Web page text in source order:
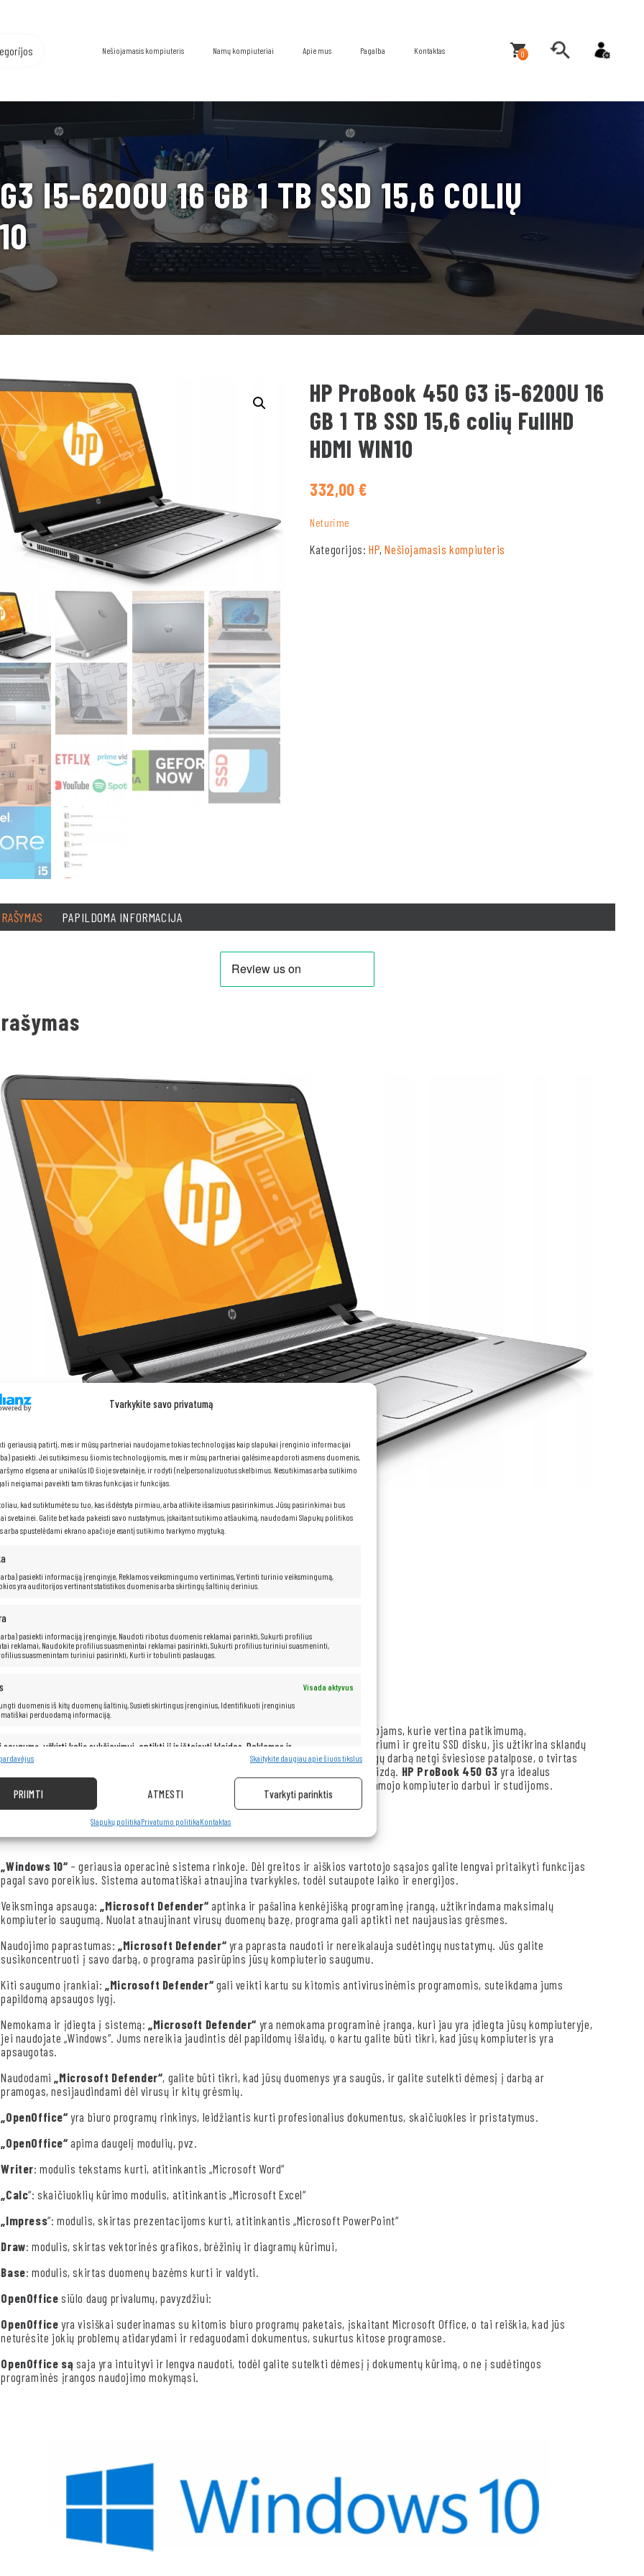
Tvarkykite savo privatumą
geriausią patirtį, mes ir mūsų partneriai naudojame tokias technologijas kaip slapukai įrenginio informacijai
pasiekti. Jei sutiksime su šiomis technologijomis, mes ir mūsų partneriai galėsime apdoroti asmens duomenis,
elgsena ar unikalūs ID šioje svetainėje, ir rodyti (ne)personalizuotus skelbimus. Nesutikimas arba sutikimo
neigiamai paveikti tam tikras funkcijas ir funkcijas.
kad sutiktumėte su tuo, kas išdėstyta pirmiau, arba atlikite išsamius pasirinkimus. Jūsų pasirinkimai bus
svetainei. Galite bet kada pakeisti savo nustatymus, įskaitant sutikimo atšaukimą, naudodami Slapukų politikos
spustelėdami ekrano apačioje esantį sutikimo tvarkymo mygtuką.
pasiekti informaciją įrenginyje, Reklamos veiksmingumo vertinimas, Vertinti turinio veiksmingumą,
yra auditorijos vertinant statistikos duomenis arba skirtingų šaltinių derinius.
pasiekti informaciją įrenginyje, Naudoti ribotus duomenis reklamai parinkti, Sukurti profilius
reklamai, Naudokite profilius suasmenintai reklamai pasirinkti, Sukurti profilius turiniui suasmeninti,
suasmenintam turiniui pasirinkti, Kurti ir tobulinti paslaugas.
Visada aktyvus
duomenis iš kitų duomenų šaltinių, Susieti skirtingus įrenginius, Identifikuoti įrenginius
perduodamą informaciją.
saugumą, užkirti kelią sukčiavimui, aptikti jį ir ištaisyti klaidas, Reklamos ir
ir pateikimas.
Skaitykite daugiau apie šiuos tikslus
PRIIMTI ATMESTI Tvarkyti parinktis
Slapukų politikaPrivatumo politikaKontaktas
Nešiojamasis kompiuteris Namų kompiuteriai Apie mus Pagalba Kontaktas 0
I5-6200U 16 GB 1 TB SSD 15,6 COLIŲ
HP ProBook 450 G3 i5-6200U 16
GB 1 TB SSD 15,6 colių FullHD
HDMI WIN10
332,00€
Neturime
Kategorijos: HP,Nešiojamasis kompiuteris
PAPILDOMA INFORMACIJA
HP ProBook 450 G3
RAM: 16GB
Kietasis diskas: 1TB SSD
– tai tvirtas verslo nešiojamas kompiuteris, sukurtas vartotojams, kurie vertina patikimumą,
funkcionalumą ir eleganciją. Įrengtas galingu 6-osios kartos Intel Core i5 procesoriumi ir greitu SSD disku, jis užtikrina sklandų
ir stabilų veikimą kasdieninėse biuro programose. Matinis ekranas užtikrina patogų darbą netgi šviesiose patalpose, o tvirtas
aliuminio korpusas apsaugo įrangą nuo pažeidimų ir suteikia jai profesionalų išvaizdą. HP ProBook 450 G3 yra idealus
sprendimas įmonėms ir individualiems vartotojams, ieškantiems patikimo nešiojamojo kompiuterio darbui ir studijoms.
„Windows 10“ – geriausia operacinė sistema rinkoje. Dėl greitos ir aiškios vartotojo sąsajos galite lengvai pritaikyti funkcijas
pagal savo poreikius. Sistema automatiškai atnaujina tvarkykles, todėl sutaupote laiko ir energijos.
Veiksminga apsauga:„Microsoft Defender“ aptinka ir pašalina kenkėjišką programinę įrangą, užtikrindama maksimalų
kompiuterio saugumą. Nuolat atnaujinant virusų duomenų bazę, programa gali aptikti net naujausias grėsmes.
Naudojimo paprastumas:„Microsoft Defender“ yra paprasta naudoti ir nereikalauja sudėtingų nustatymų. Jūs galite
susikoncentruoti į savo darbą, o programa pasirūpins jūsų kompiuterio saugumu.
Kiti saugumo įrankiai:„Microsoft Defender“ gali veikti kartu su kitomis antivirusinėmis programomis, suteikdama jums
papildomą apsaugos lygį.
Nemokama ir įdiegta į sistemą: „Microsoft Defender“ yra nemokama programinė įranga, kuri jau yra įdiegta jūsų kompiuteryje,
jei naudojate „Windows“. Jums nereikia jaudintis dėl papildomų išlaidų, o kartu galite būti tikri, kad jūsų kompiuteris yra
apsaugotas.
Naudodami„Microsoft Defender“, galite būti tikri, kad jūsų duomenys yra saugūs, ir galite sutelkti dėmesį į darbą ar
pramogas, nesijaudindami dėl virusų ir kitų grėsmių.
„OpenOffice“ yra biuro programų rinkinys, leidžiantis kurti profesionalius dokumentus, skaičiuokles ir pristatymus.
„OpenOffice“ apima daugelį modulių, pvz.
Writer: modulis tekstams kurti, atitinkantis „Microsoft Word“
„Calc“: skaičiuoklių kūrimo modulis, atitinkantis „Microsoft Excel“
„Impress“: modulis, skirtas prezentacijoms kurti, atitinkantis „Microsoft PowerPoint“
Draw: modulis, skirtas vektorinės grafikos, brėžinių ir diagramų kūrimui,
Base: modulis, skirtas duomenų bazėms kurti ir valdyti.
OpenOffice siūlo daug privalumų, pavyzdžiui:
OpenOffice yra visiškai suderinamas su kitomis biuro programų paketais, įskaitant Microsoft Office, o tai reiškia, kad jūs
neturėsite jokių problemų atidarydami ir redaguodami dokumentus, sukurtus kitose programose.
OpenOffice są saja yra intuityvi ir lengva naudoti, todėl galite sutelkti dėmesį į dokumentų kūrimą, o ne į sudėtingos
programinės įrangos naudojimo mokymąsi.